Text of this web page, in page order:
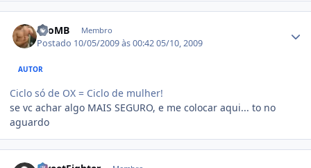
LeoMB Membro
Postado 10/05/2009 às 00:4205/10, 2009
AUTOR
Ciclo só de OX = Ciclo de mulher!
se vc achar algo MAIS SEGURO, e me colocar aqui... to no
aguardo